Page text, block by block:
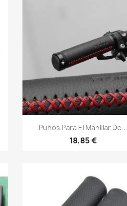
Vista rápida
Puños Para El Manillar De...
18,85 €